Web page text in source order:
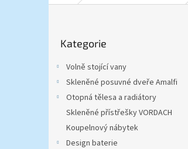
kategorie
Kategorie
Volně stojící vany
Skleněné posuvné dveře Amalfi
Otopná tělesa a radiátory
Skleněné přístřešky VORDACH
Koupelnový nábytek
Design baterie